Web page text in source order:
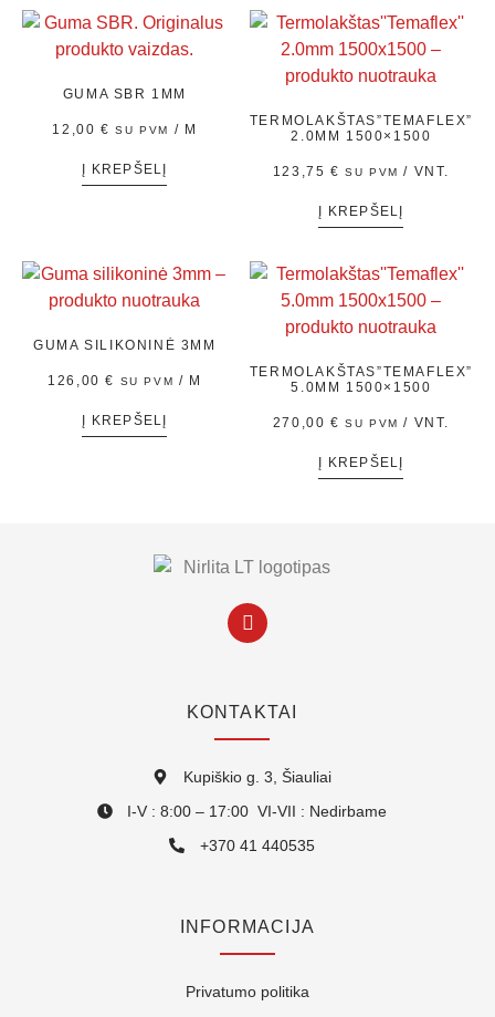
GUMA SBR 1MM
12,00€ SU PVM / M
Į KREPŠELĮ
TERMOLAKŠTAS”TEMAFLEX”
2.0MM 1500×1500
123,75 € SU PVM / VNT.
Į KREPŠELĮ
GUMA SILIKONINĖ 3MM
126,00€ SU PVM / M
Į KREPŠELĮ
TERMOLAKŠTAS”TEMAFLEX”
5.0MM 1500×1500
270,00 € SU PVM / VNT.
Į KREPŠELĮ
KONTAKTAI
Kupiškio g. 3, Šiauliai
I-V : 8:00 – 17:00 VI-VII : Nedirbame
+370 41 440535
INFORMACIJA
Privatumo politika